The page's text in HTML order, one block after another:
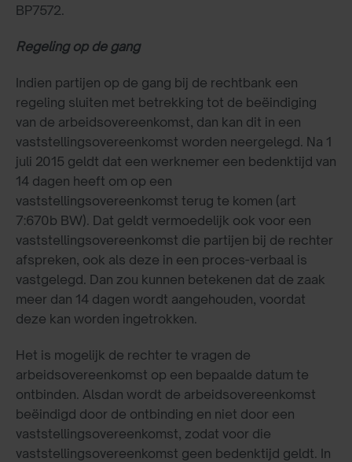
BP7572.
Regeling op de gang
Indien partijen op de gang bij de rechtbank een
regeling sluiten met betrekking tot de beëindiging
van de arbeidsovereenkomst, dan kan dit in een
vaststellingsovereenkomst worden neergelegd. Na 1
juli 2015 geldt dat een werknemer een bedenktijd van
14 dagen heeft om op een
vaststellingsovereenkomst terug te komen (art
7:670b BW). Dat geldt vermoedelijk ook voor een
vaststellingsovereenkomst die partijen bij de rechter
afspreken, ook als deze in een proces-verbaal is
vastgelegd. Dan zou kunnen betekenen dat de zaak
meer dan 14 dagen wordt aangehouden, voordat
deze kan worden ingetrokken.
Het is mogelijk de rechter te vragen de
arbeidsovereenkomst op een bepaalde datum te
ontbinden. Alsdan wordt de arbeidsovereenkomst
beëindigd door de ontbinding en niet door een
vaststellingsovereenkomst, zodat voor die
vaststellingsovereenkomst geen bedenktijd geldt. In